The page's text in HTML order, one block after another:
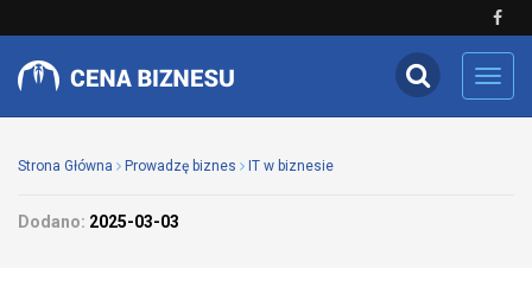
Strona Główna Prowadzę biznes IT w biznesie
Dodano: 2025-03-03